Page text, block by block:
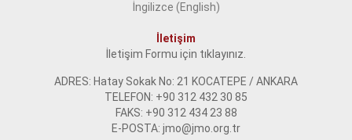
İngilizce (English)
İletişim
İletişim Formu için tıklayınız.
ADRES: Hatay Sokak No: 21 KOCATEPE / ANKARA
TELEFON: +90 312 432 30 85
FAKS: +90 312 434 23 88
E-POSTA: jmo@jmo.org.tr